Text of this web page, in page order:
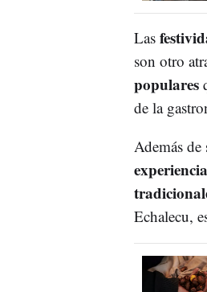
Las
son otro
populares
de la
Además de
Echalecu,